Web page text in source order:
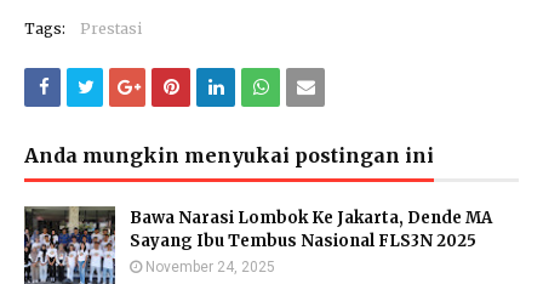
Tags: Prestasi
Anda mungkin menyukai postingan ini
Bawa Narasi Lombok Ke Jakarta, Dende MA
Sayang Ibu Tembus Nasional FLS3N 2025
November 24, 2025